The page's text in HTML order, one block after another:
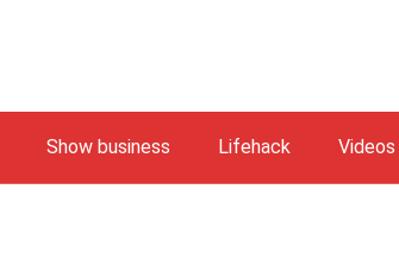
Show business Lifehack Videos